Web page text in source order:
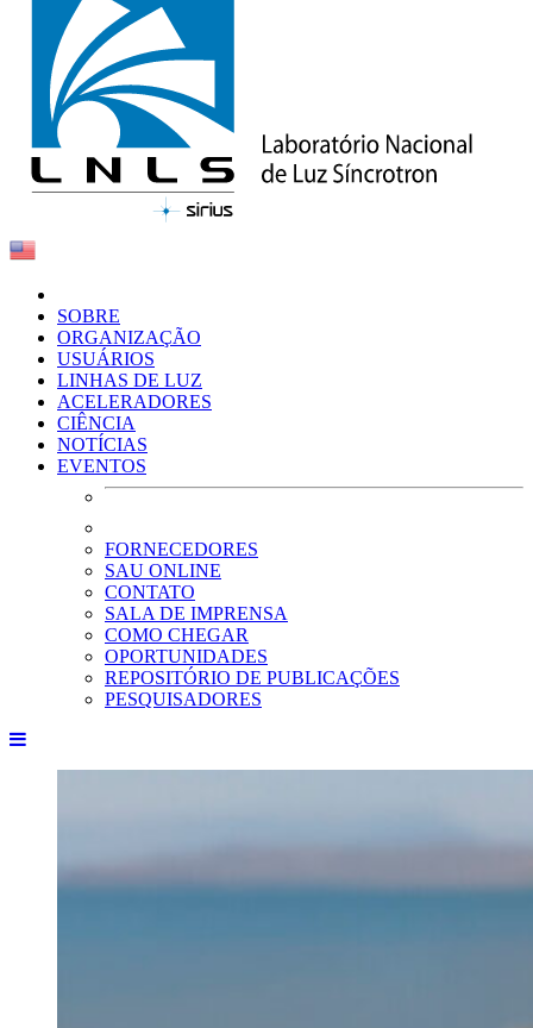
SOBRE
ORGANIZAÇÃO
USUÁRIOS
LINHAS DE LUZ
ACELERADORES
CIÊNCIA
NOTÍCIAS
EVENTOS
FORNECEDORES
SAU ONLINE
CONTATO
SALA DE IMPRENSA
COMO CHEGAR
OPORTUNIDADES
REPOSITÓRIO DE PUBLICAÇÕES
PESQUISADORES